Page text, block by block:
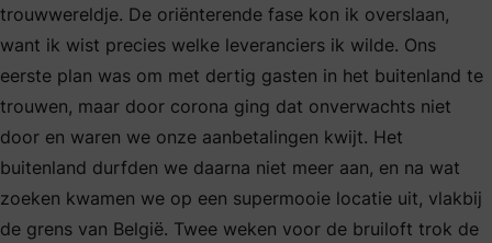
trouwwereldje. De oriënterende fase kon ik overslaan,
want ik wist precies welke leveranciers ik wilde. Ons
eerste plan was om met dertig gasten in het buitenland te
trouwen, maar door corona ging dat onverwachts niet
door en waren we onze aanbetalingen kwijt. Het
buitenland durfden we daarna niet meer aan, en na wat
zoeken kwamen we op een supermooie locatie uit, vlakbij
de grens van België. Twee weken voor de bruiloft trok de